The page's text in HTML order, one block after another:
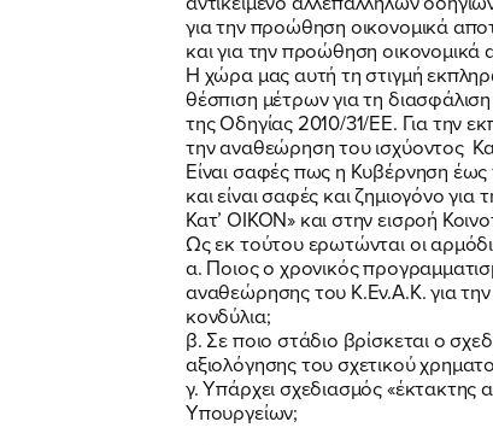
για την προώθηση οικονομικά
και για την προώθηση
Η χώρα μας αυτή τη στιγμή
θέσπιση μέτρων για τη
της Οδηγίας 2010/31/ΕΕ. Για την
την αναθεώρηση του ισχύοντος
Είναι σαφές πως η Κυβέρνηση
και είναι σαφές και ζημιογόνο
Κατ’ ΟΙΚΟΝ» και στην εισροή
Ως εκ τούτου ερωτώνται οι
α. Ποιος ο χρονικός
αναθεώρησης του Κ.Εν.Α.Κ. για
κονδύλια;
β. Σε ποιο στάδιο βρίσκεται ο
αξιολόγησης του σχετικού
γ. Υπάρχει σχεδιασμός «έκτακτης
Υπουργείων;